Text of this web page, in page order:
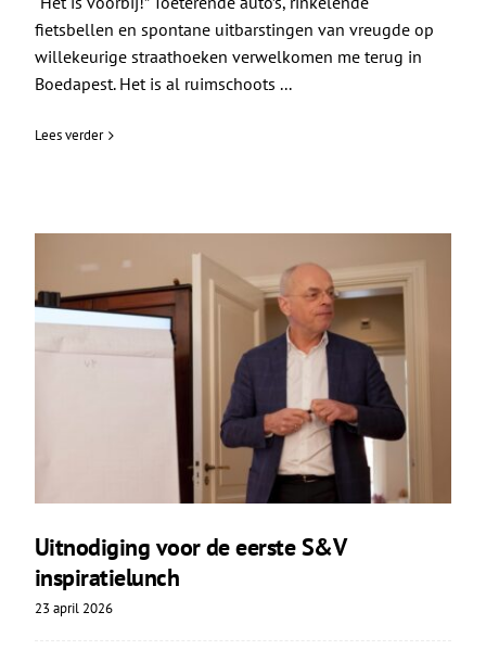
fietsbellen en spontane uitbarstingen van vreugde op
willekeurige straathoeken verwelkomen me terug in
Boedapest. Het is al ruimschoots ...
Lees verder
Uitnodiging voor de eerste S&V
inspiratielunch
23 april 2026